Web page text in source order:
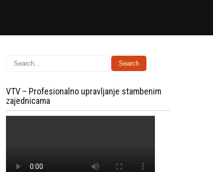
VTV – Profesionalno upravljanje stambenim
zajednicama